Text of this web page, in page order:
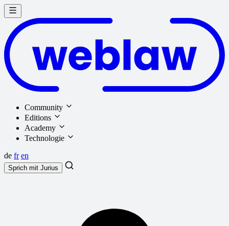
Community
Editions
Academy
Technologie
de fr en
Sprich mit Jurius